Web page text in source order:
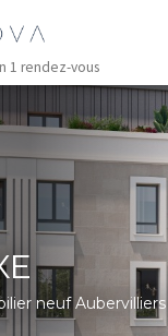
1 rendez-vous
neuf